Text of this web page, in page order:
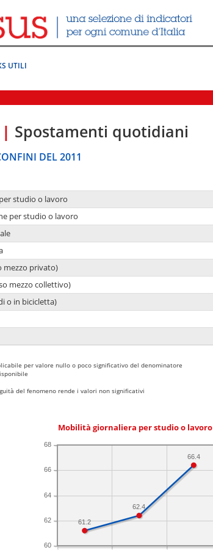
UTILI
| Spostamenti quotidiani
DEL 2011
studio o lavoro
per studio o lavoro
mezzo privato)
mezzo collettivo)
o in bicicletta)
per valore nullo o poco significativo del denominatore
del fenomeno rende i valori non significativi
Mobilità giornaliera per studio o lavoro
60
62
64
66
68
66.4
62.4
61.2